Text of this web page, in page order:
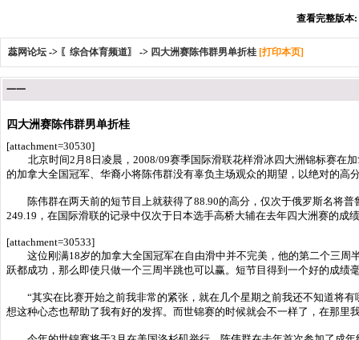
查看完整版本
蕊网论坛 -> 〖综合体育频道〗 -> 四大洲赛陈伟群男单折桂 [打印本页]
一一
四大洲赛陈伟群男单折桂
[attachment=30530]
北京时间2月8日凌晨，2008/09赛季国际滑联花样滑冰四大洲锦标赛在
的加拿大全国冠军、华裔小将陈伟群没有辜负主场观众的期望，以绝对的高
陈伟群在两天前的短节目上就获得了88.90的高分，仅次于俄罗斯名将普
249.19，在国际滑联的记录中仅次于日本选手高桥大辅在去年四大洲赛的成
[attachment=30533]
这位刚满18岁的加拿大全国冠军在自由滑中并不完美，他的第二个三周
跃都成功，那么即使只做一个三周半跳也可以赢。短节目得到一个好的成绩
“其实在比赛开始之前我非常的紧张，就在几个星期之前我还不知道将有
想这种心态也帮助了我有好的发挥。而世锦赛的时候就会不一样了，在那里